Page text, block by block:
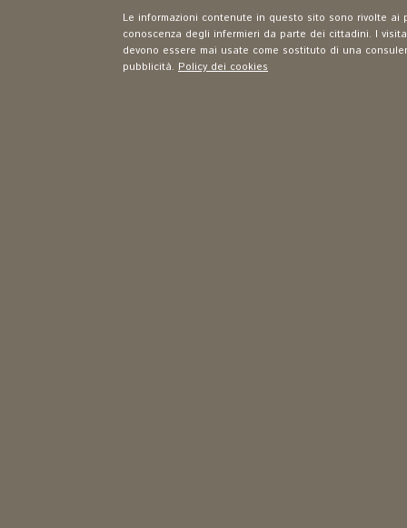
Le informazioni contenute in questo sito sono rivolte
conoscenza degli infermieri da parte dei cittadini. I
devono essere mai usate come sostituto di una
pubblicità. Policy dei cookies